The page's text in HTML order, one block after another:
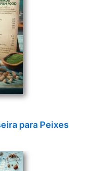
para Peixes